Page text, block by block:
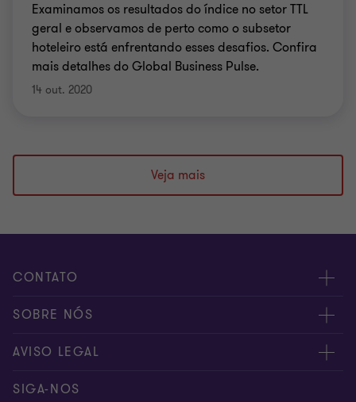
Examinamos os resultados do índice no setor TTL
geral e observamos de perto como o subsetor
hoteleiro está enfrentando esses desafios. Confira
mais detalhes do Global Business Pulse.
14 out. 2020
Veja mais
CONTATO
Fale conosco
Inscreva-se
SOBRE NÓS
Sobre nós
Nossos sócios
AVISO LEGAL
Aviso de privacidade
SIGA-NOS